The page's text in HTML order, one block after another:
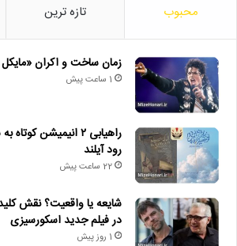
محبوب تازه ترین
زمان ساخت و اکران «مایکل ۲» اعلام شد
1 ساعت پیش
راهیابی ۲ انیمیشن
رود آیلند
22 ساعت پیش
شایعه یا واقعیت؟ نقش
در فیلم جدید اسکورسیزی
1 روز پیش